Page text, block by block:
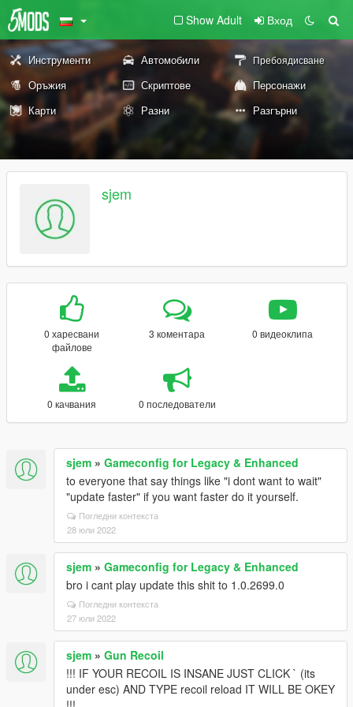
Show Adult Вход
Инструменти Автомобили Пребоядисване
Оръжия Скриптове
Персонажи
Карти
Разни Разгърни
sjem
0 харесвани
файлове
3 коментара 0 видеоклипа
0 качвания 0 последователи
sjem » Gameconfig for Legacy & Enhanced
to everyone that say things like "i dont want to wait"
"update faster" if you want faster do it yourself.
Погледни контекста
28 юли 2022
sjem » Gameconfig for Legacy & Enhanced
bro i cant play update this shit to 1.0.2699.0
Погледни контекста
27 юли 2022
sjem » Gun Recoil
!!! IF YOUR RECOIL IS INSANE JUST CLICK ` (its
under esc) AND TYPE recoil reload IT WILL BE OKEY